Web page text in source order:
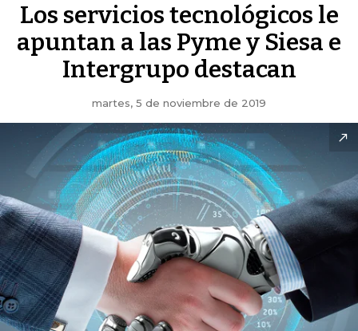
Los servicios tecnológicos le
apuntan a las Pyme y Siesa e
Intergrupo destacan
martes, 5 de noviembre de 2019